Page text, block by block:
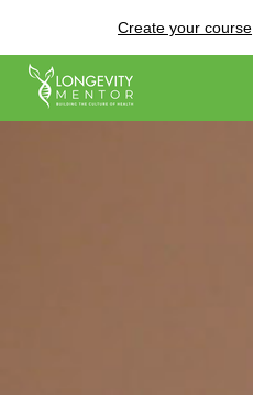
Create your course